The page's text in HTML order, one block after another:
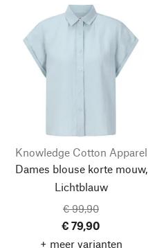
Knowledge Cotton Apparel
Dames blouse korte mouw,
Lichtblauw
€ 99,90
€ 79,90
+ meer varianten